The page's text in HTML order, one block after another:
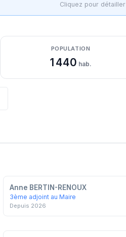
Cliquez pour détailler
POPULATION
1 440 hab.
Anne BERTIN-RENOUX
3ème adjoint au Maire
Depuis 2026